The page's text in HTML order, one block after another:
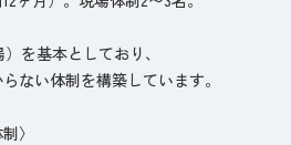
を基本としており、
ない体制を構築しています。
〉